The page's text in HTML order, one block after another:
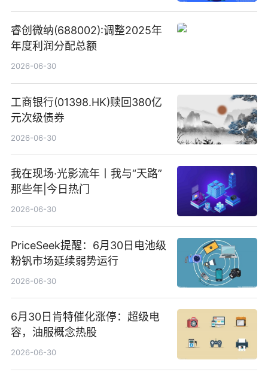
睿创微纳(688002):调整2025年
年度利润分配总额
2026-06-30
工商银行(01398.HK)赎回380亿
元次级债券
2026-06-30
我在现场·光影流年丨我与“天路”
那些年|今日热门
2026-06-30
PriceSeek提醒：6月30日电池级
粉钒市场延续弱势运行
2026-06-30
6月30日肯特催化涨停：超级电
容，油服概念热股
2026-06-30